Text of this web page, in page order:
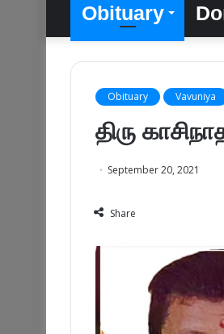
Obituary
Obituary Vavuniya
திரு
September 20, 2021
Share